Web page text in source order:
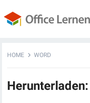
HOME WORD